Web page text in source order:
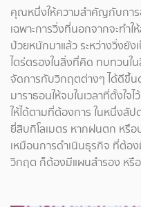
คุณหนึ่งให้ความสำคัญกับการ
เฉพาะการวิ่งที่นอกจากจะท
ป่วยหนักมาแล้ว ระหว่างวิ่งยัง
ไตร่ตรองในสิ่งที่คิด ทบทวนใ
จัดการกับวิกฤตต่างๆ ได้ดีขึ้น
มาราธอนให้จบในเวลาที่ตั้งใจ
ให้ได้ตามที่ต้องการ ในหนึ่งสั
ยี่สิบกิโลเมตร หากฝนตก หรือ
เหมือนการดำเนินธุรกิจ ที่ต้อ
วิกฤต ก็ต้องมีแผนสำรอง หรื